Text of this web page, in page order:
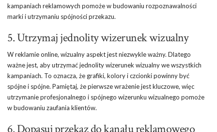
kampaniach reklamowych pomoże w budowaniu rozpoznawalności
marki i utrzymaniu spójności przekazu.
5. Utrzymaj jednolity wizerunek wizualny
W reklamie online, wizualny aspekt jest niezwykle ważny. Dlatego
ważne jest, aby utrzymać jednolity wizerunek wizualny we wszystkich
kampaniach. To oznacza, że grafiki, kolory i czcionki powinny być
spójne i spójne. Pamiętaj, że pierwsze wrażenie jest kluczowe, więc
utrzymanie profesjonalnego i spójnego wizerunku wizualnego pomoże
w budowaniu zaufania klientów.
6. Dopasuj przekaz do kanału reklamowego